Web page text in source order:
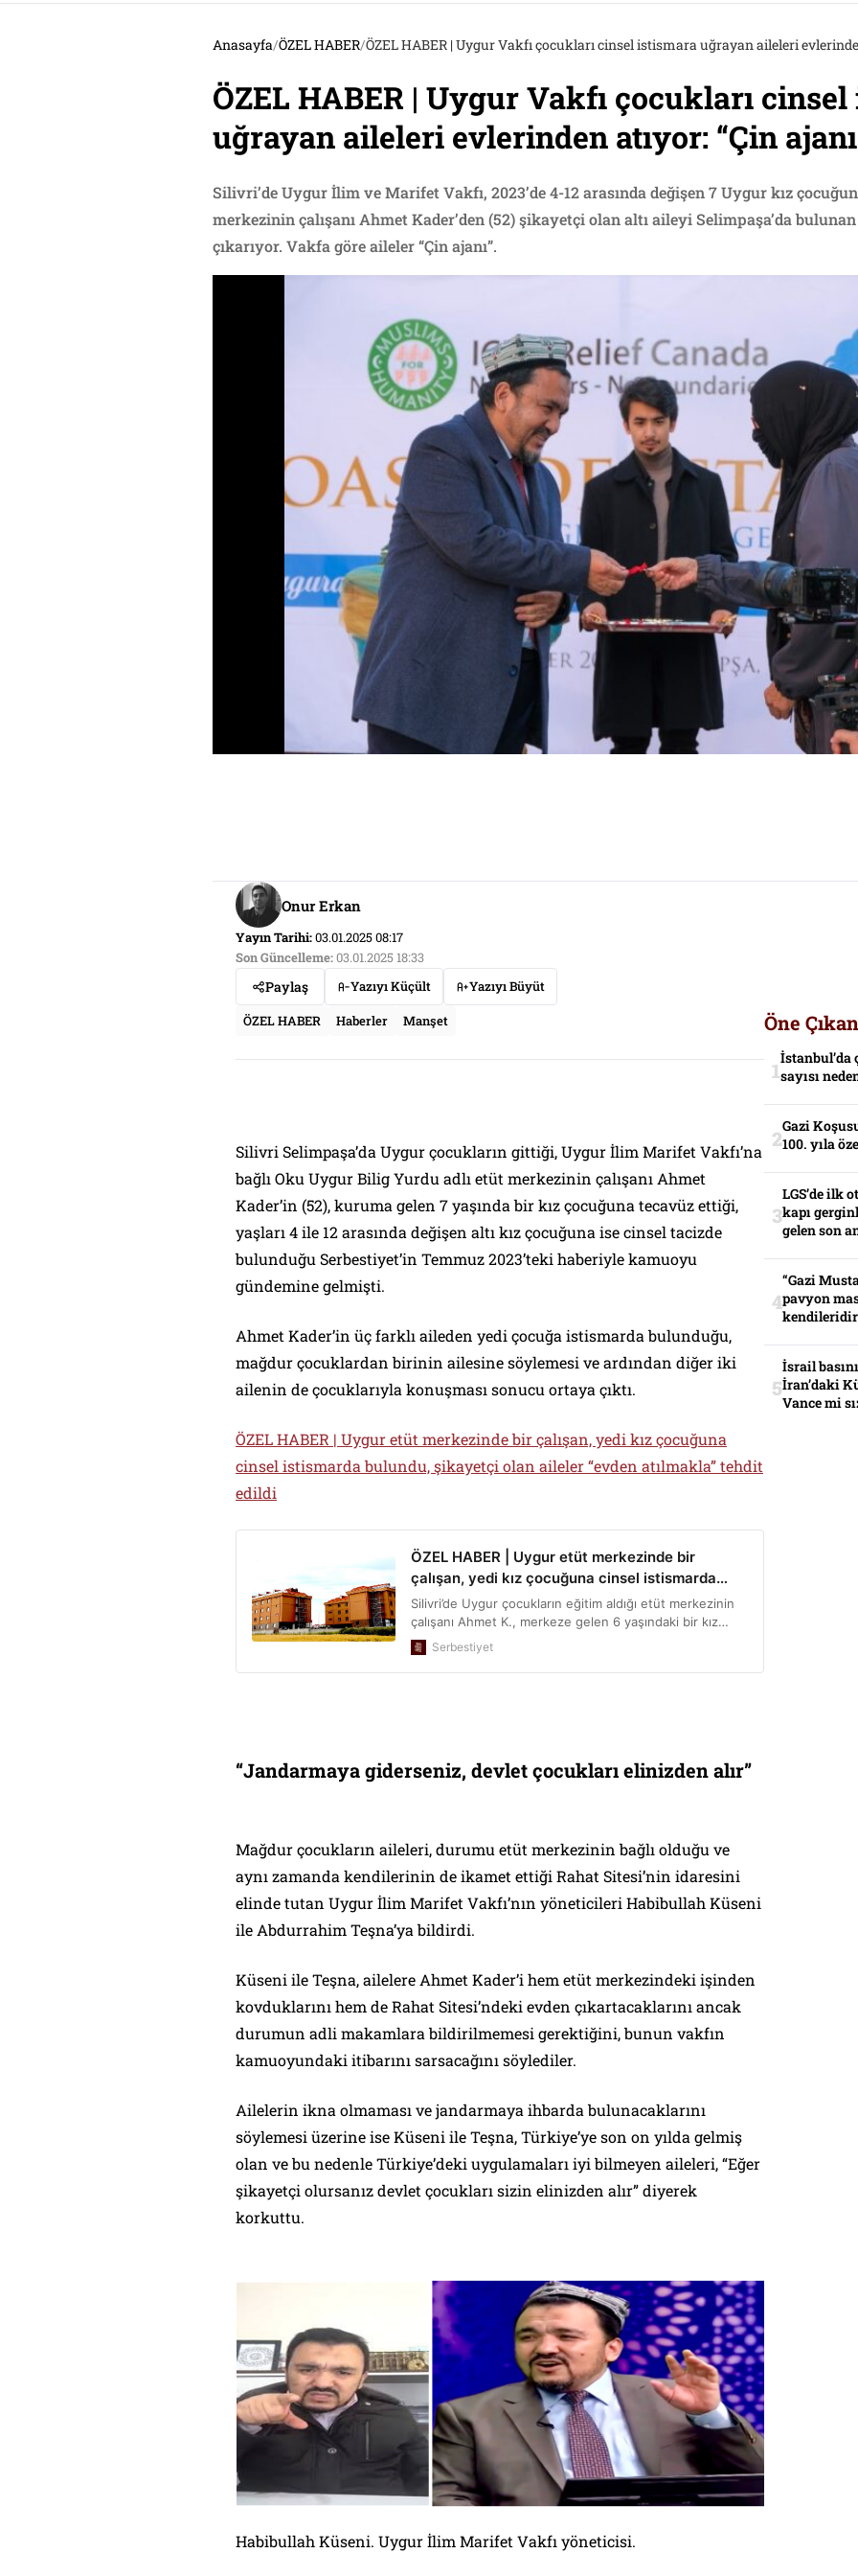
Anasayfa/ÖZEL HABER/ÖZEL HABER | Uygur Vakfı çocukları cinsel istismara uğrayan aileleri
ÖZEL HABER | Uygur Vakfı çocukları
uğrayan aileleri evlerinden atıyor: “Çin
Silivri’de Uygur İlim ve Marifet Vakfı, 2023’de 4-12 arasında değişen 7 Uygur kız
merkezinin çalışanı Ahmet Kader’den (52) şikayetçi olan altı aileyi Selimpaşa’da
çıkarıyor. Vakfa göre aileler “Çin ajanı”.
Onur Erkan
Yayın Tarihi:03.01.2025 08:17
Son Güncelleme:03.01.2025 18:33
Paylaş Yazıyı Küçült
Yazıyı Büyüt
ÖZEL HABER
Haberler Manşet
Silivri Selimpaşa’da Uygur çocukların gittiği, Uygur İlim Marifet Vakfı’na
bağlı Oku Uygur Bilig Yurdu adlı etüt merkezinin çalışanı Ahmet
Kader’in (52), kuruma gelen 7 yaşında bir kız çocuğuna tecavüz ettiği,
yaşları 4 ile 12 arasında değişen altı kız çocuğuna ise cinsel tacizde
bulunduğu Serbestiyet’in Temmuz 2023’teki haberiyle kamuoyu
gündemine gelmişti.
Ahmet Kader’in üç farklı aileden yedi çocuğa istismarda bulunduğu,
mağdur çocuklardan birinin ailesine söylemesi ve ardından diğer iki
ailenin de çocuklarıyla konuşması sonucu ortaya çıktı.
ÖZEL HABER | Uygur etüt merkezinde bir çalışan, yedi kız çocuğuna
cinsel istismarda bulundu, şikayetçi olan aileler “evden atılmakla” tehdit
edildi
“Jandarmaya giderseniz, devlet çocukları elinizden alır”
Mağdur çocukların aileleri, durumu etüt merkezinin bağlı olduğu ve
aynı zamanda kendilerinin de ikamet ettiği Rahat Sitesi’nin idaresini
elinde tutan Uygur İlim Marifet Vakfı’nın yöneticileri Habibullah Küseni
ile Abdurrahim Teşna’ya bildirdi.
Küseni ile Teşna, ailelere Ahmet Kader’i hem etüt merkezindeki işinden
kovduklarını hem de Rahat Sitesi’ndeki evden çıkartacaklarını ancak
durumun adli makamlara bildirilmemesi gerektiğini, bunun vakfın
kamuoyundaki itibarını sarsacağını söylediler.
Ailelerin ikna olmaması ve jandarmaya ihbarda bulunacaklarını
söylemesi üzerine ise Küseni ile Teşna, Türkiye’ye son on yılda gelmiş
olan ve bu nedenle Türkiye’deki uygulamaları iyi bilmeyen aileleri, “Eğer
şikayetçi olursanız devlet çocukları sizin elinizden alır” diyerek
korkuttu.
Habibullah Küseni. Uygur İlim Marifet Vakfı yöneticisi.
Öne
sayısı
Gazi
100. yıla
LGS’de ilk
kapı
gelen son
“Gazi
pavyon
İsrail
İran’daki
Vance mi